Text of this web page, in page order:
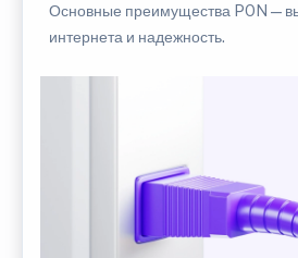
Основные преимущества PON —
интернета и надежность.